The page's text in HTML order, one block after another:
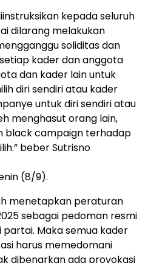
kepada seluruh
dilarang melakukan
soliditas dan
kader dan anggota
dan kader lain untuk
diri sendiri atau kader
untuk diri sendiri atau
menghasut orang lain,
black campaign terhadap
beber Sutrisno
(8/9).
menetapkan peraturan
sebagai pedoman resmi
Maka semua kader
harus memedomani
dibenarkan ada provokasi